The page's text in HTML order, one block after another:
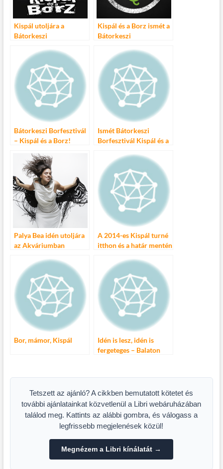
Kispál utoljára a
Bátorkeszi
Kispál és a Borz ismét a
Bátorkeszi
Bátorkeszi Borfesztivál
– Kispál és a Borz!
Ismét Bátorkeszi
Borfesztivál Kispál és a
Palya Bea idén utoljára
az Akváriumban
A 2014-es Kispál turné
itthon és a határ mentén
Bor, mámor, Kispál
Idén is lesz, idén is
fergeteges – Balaton
Tetszett az ajánló? A cikkben bemutatott kötetet és
további ajánlatainkat közvetlenül a Libri webáruházában
találod meg. Kattints az alábbi gombra, és válogass a
legfrissebb megjelenések közül!
Megnézem a Libri kínálatát →